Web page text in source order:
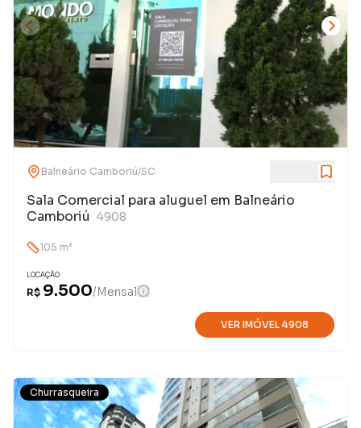
Balneário Camboriú/SC
Sala Comercial para aluguel em Balneário
Camboriú 4908
105 m²
LOCAÇÃO
R$ 9.500/Mensal
VER IMÓVEL 4908
Churrasqueira